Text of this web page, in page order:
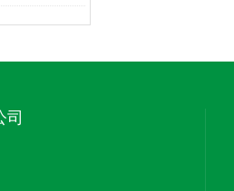
司